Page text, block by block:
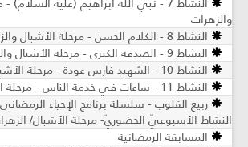
والزهرات
النشاط 8 - الكلام الحسن - مرحلة الأشبال والزهرات
النشاط 9 - الصدقة الكبرى - مرحلة الأشبال والزهرات
النشاط 10 - الشهيد فارس عودة - مرحلة الأشبال والزهرات
النشاط 11 - ساعات في خدمة الناس - مرحلة الأشبال والزهرات
ربيع القلوب - سلسلة برنامج الإحياء
النشاط الأسبوعيّ الحضوريّ- مرحلة الأشبال/
المسابقة الرمضانية